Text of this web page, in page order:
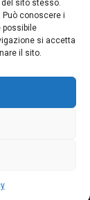
sito stesso.
conoscere i
possibile
si accetta
il sito.